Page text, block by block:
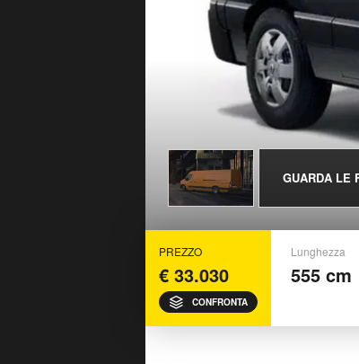
GUARDA LE
PREZZO
€ 33.030
CONFRONTA
Lunghezza
555 cm